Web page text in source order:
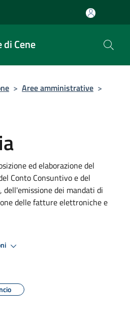
di Cene
> Aree amministrative >
ed elaborazione del
Conto Consuntivo e del
dell'emissione dei mandati di
delle fatture elettroniche e